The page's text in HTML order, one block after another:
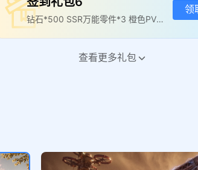
钻石*500 SSR万能零件*3 橙色PVE
技能书*10
领
高级狩猎币*12 幸运机甲宝箱*4 高级
领
查看更多礼包